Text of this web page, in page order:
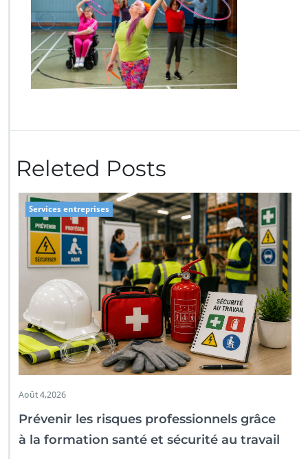
Releted Posts
Services entreprises
Août 4,2026
Prévenir les risques professionnels grâce
à la formation santé et sécurité au travail